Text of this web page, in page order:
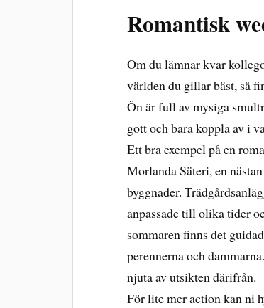
Romantisk
Om du lämnar kvar
världen du gillar bäst, så
Ön är full av mysiga
gott och bara koppla av i
Ett bra exempel på en
Morlanda Säteri, en
byggnader.
anpassade till olika tider
sommaren finns det
perennerna och
njuta av utsikten därifrån.
För lite mer action kan ni